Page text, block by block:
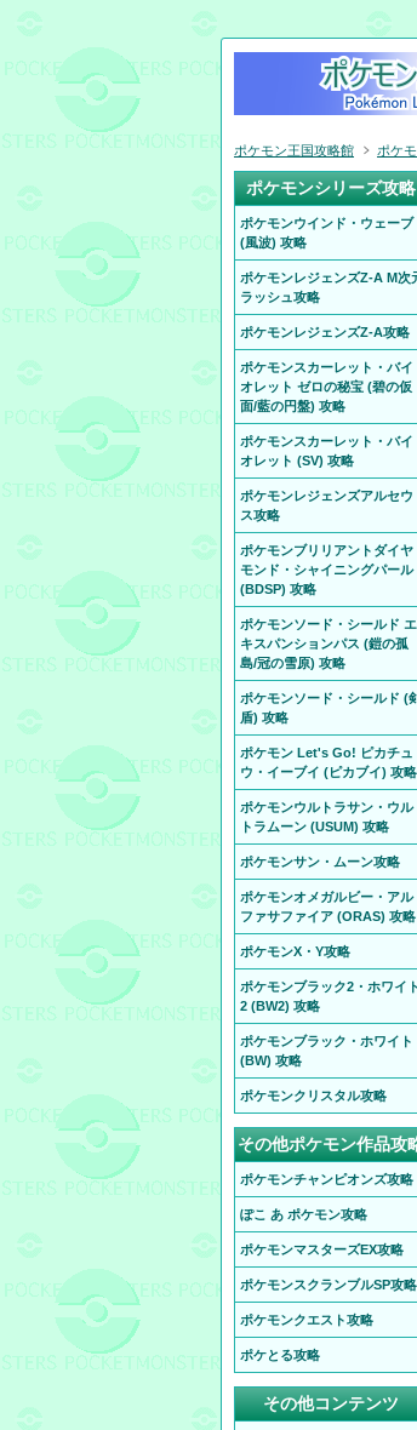
ポケモン王国攻略館 ポケ
ポケモンシリーズ攻略
ポケモンウインド・ウェーブ
(風波) 攻略
ポケモンレジェンズZ-A M次
ラッシュ攻略
ポケモンレジェンズZ-A攻略
ポケモンスカーレット・バイ
オレット ゼロの秘宝 (碧の仮
面/藍の円盤) 攻略
ポケモンスカーレット・バイ
オレット (SV) 攻略
ポケモンレジェンズアルセウ
ス攻略
ポケモンブリリアントダイヤ
モンド・シャイニングパール
(BDSP) 攻略
ポケモンソード・シールド エ
キスパンションパス (鎧の孤
島/冠の雪原) 攻略
ポケモンソード・シールド (
盾) 攻略
ポケモン Let's Go! ピカチュ
ウ・イーブイ (ピカブイ) 攻略
ポケモンウルトラサン・ウル
トラムーン (USUM) 攻略
ポケモンサン・ムーン攻略
ポケモンオメガルビー・アル
ファサファイア (ORAS) 攻略
ポケモンX・Y攻略
ポケモンブラック2・ホワイト
2 (BW2) 攻略
ポケモンブラック・ホワイト
(BW) 攻略
ポケモンクリスタル攻略
その他ポケモン作品攻
ポケモンチャンピオンズ攻略
ぽこ あ ポケモン攻略
ポケモンマスターズEX攻略
ポケモンスクランブルSP攻略
ポケモンクエスト攻略
ポケとる攻略
その他コンテンツ